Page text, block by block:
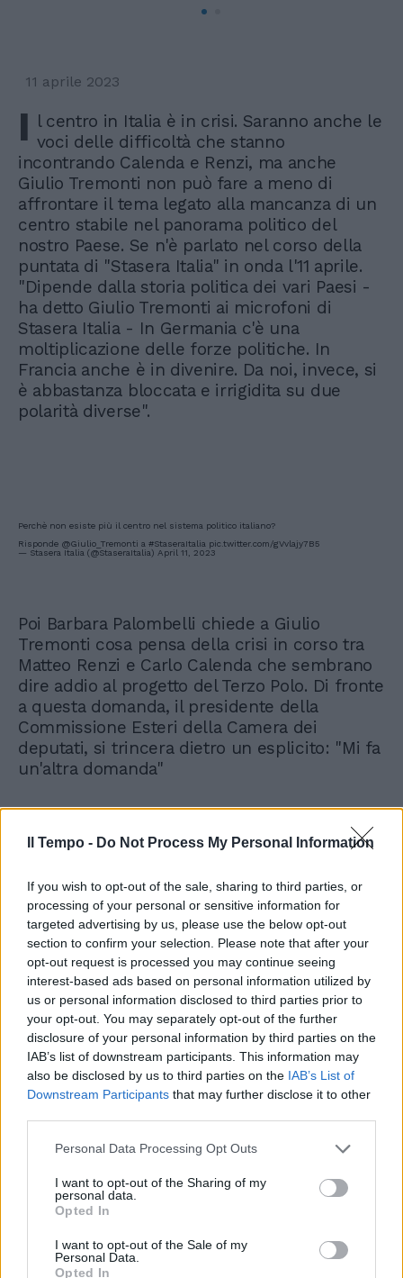
Il Tempo - Do Not Process My Personal Information
If you wish to opt-out of the sale, sharing to third parties, or
processing of your personal or sensitive information for
targeted advertising by us, please use the below opt-out
section to confirm your selection. Please note that after your
opt-out request is processed you may continue seeing
interest-based ads based on personal information utilized by
us or personal information disclosed to third parties prior to
your opt-out. You may separately opt-out of the further
disclosure of your personal information by third parties on the
IAB’s list of downstream participants. This information may
also be disclosed by us to third parties on the IAB’s List of
Downstream Participants that may further disclose it to other
Personal Data Processing Opt Outs
I want to opt-out of the Sharing of my
personal data.
Opted In
I want to opt-out of the Sale of my
Personal Data.
Opted In
11 aprile 2023
I l centro in Italia è in crisi. Saranno anche le
voci delle difficoltà che stanno
incontrando Calenda e Renzi, ma anche
Giulio Tremonti non può fare a meno di
affrontare il tema legato alla mancanza di un
centro stabile nel panorama politico del
nostro Paese. Se n'è parlato nel corso della
puntata di "Stasera Italia" in onda l'11 aprile.
"Dipende dalla storia politica dei vari Paesi -
ha detto Giulio Tremonti ai microfoni di
Stasera Italia - In Germania c'è una
moltiplicazione delle forze politiche. In
Francia anche è in divenire. Da noi, invece, si
è abbastanza bloccata e irrigidita su due
polarità diverse".
Perchè non esiste più il centro nel sistema politico italiano?
Risponde @Giulio_Tremonti a #StaseraItalia pic.twitter.com/gVvlajy7B5
— Stasera Italia (@StaseraItalia) April 11, 2023
Poi Barbara Palombelli chiede a Giulio
Tremonti cosa pensa della crisi in corso tra
Matteo Renzi e Carlo Calenda che sembrano
dire addio al progetto del Terzo Polo. Di fronte
a questa domanda, il presidente della
Commissione Esteri della Camera dei
deputati, si trincera dietro un esplicito: "Mi fa
un'altra domanda"